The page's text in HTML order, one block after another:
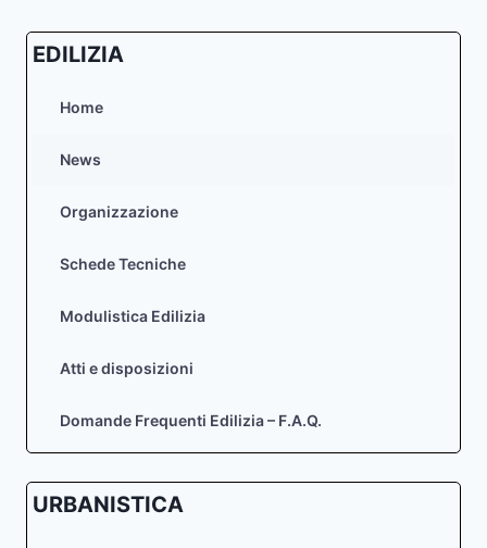
EDILIZIA
Home
News
Organizzazione
Schede Tecniche
Modulistica Edilizia
Atti e disposizioni
Domande Frequenti Edilizia – F.A.Q.
URBANISTICA